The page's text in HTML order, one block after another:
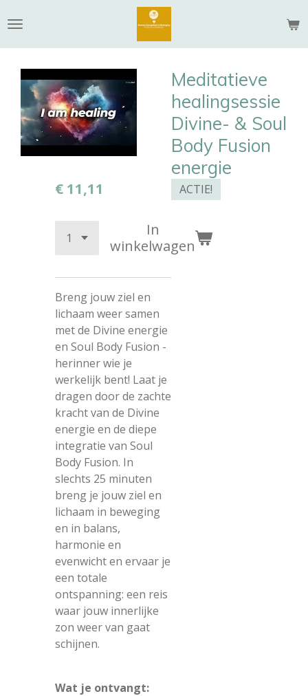
direct
naar
hoofdinhoud
Meditatieve
healingsessie
Divine- & Soul
Body Fusion
energie
ACTIE!
€ 11,11
In
winkelwagen
Breng jouw ziel en
lichaam weer samen
met de Divine energie
en Soul Body Fusion -
herinner wie je
werkelijk bent! Laat je
dragen door de zachte
kracht van de Divine
energie en de diepe
integratie van Soul
Body Fusion. In
slechts 25 minuten
breng je jouw ziel en
lichaam in beweging
en in balans,
harmonie en
evenwicht en ervaar je
een totale
ontspanning: een reis
waar jouw innerlijke
zon weer van gaat
schijnen.
Wat je ontvangt: